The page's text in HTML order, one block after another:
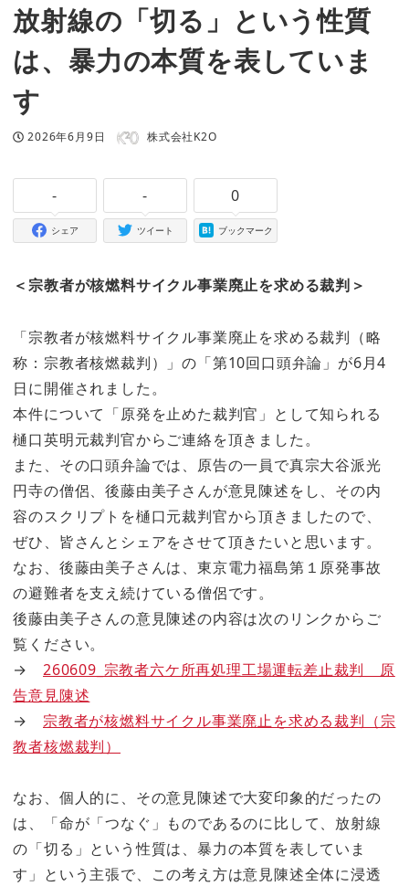
放射線の「切る」という性質
は、暴力の本質を表していま
す
投稿日
2026年6月9日 著者 株式会社K2O
-
シェア
-
ツイート
0
ブックマーク
＜宗教者が核燃料サイクル事業廃止を求める裁判＞
「宗教者が核燃料サイクル事業廃止を求める裁判（略
称：宗教者核燃裁判）」の「第10回口頭弁論」が6月4
日に開催されました。
本件について「原発を止めた裁判官」として知られる
樋口英明元裁判官からご連絡を頂きました。
また、その口頭弁論では、原告の一員で真宗大谷派光
円寺の僧侶、後藤由美子さんが意見陳述をし、その内
容のスクリプトを樋口元裁判官から頂きましたので、
ぜひ、皆さんとシェアをさせて頂きたいと思います。
なお、後藤由美子さんは、東京電力福島第１原発事故
の避難者を支え続けている僧侶です。
後藤由美子さんの意見陳述の内容は次のリンクからご
覧ください。
→ 260609_宗教者六ケ所再処理工場運転差止裁判 原
告意見陳述
→ 宗教者が核燃料サイクル事業廃止を求める裁判（宗
教者核燃裁判）
なお、個人的に、その意見陳述で大変印象的だったの
は、「命が「つなぐ」ものであるのに比して、放射線
の「切る」という性質は、暴力の本質を表していま
す」という主張で、この考え方は意見陳述全体に浸透